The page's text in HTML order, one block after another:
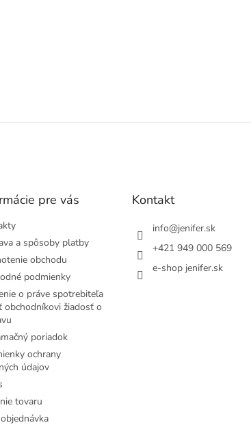
pre vás
a spôsoby platby
obchodu
podmienky
o práve spotrebiteľa
obchodníkovi žiadosť o
poriadok
ochrany
údajov
tovaru
Kontakt
info@jenifer.sk
+421 949 000 569
e-shop jenifer.sk